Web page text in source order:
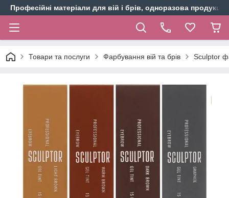
Професійні матеріали для вій і брів, одноразова продукція
Товари та послуги Фарбування вій та брів Sculptor